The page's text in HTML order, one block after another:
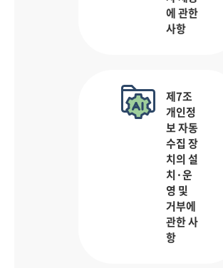
에 관한
사항
제7조
개인정
보 자동
수집 장
치의 설
치·운
영 및
거부에
관한 사
항